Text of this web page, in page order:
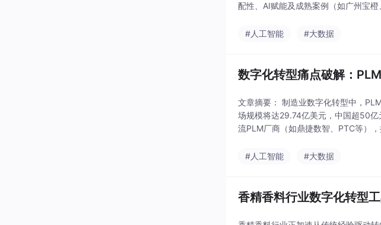
配性、AI赋能及成熟案例（如广州宝
#人工智能
#大数据
数字化转型痛点破解：
文章摘要： 制造业数字化转型中，
场规模将达29.74亿美元，中国超50
流PLM厂商（如鼎捷数智、PTC等）
#人工智能
#大数据
香精香料行业数字化转型